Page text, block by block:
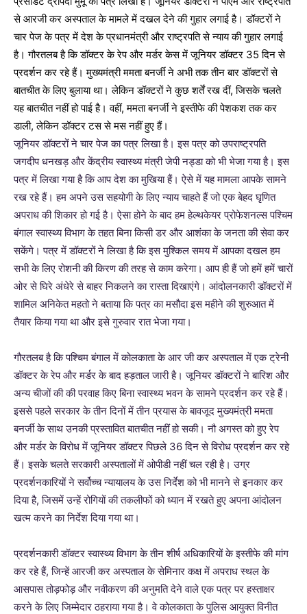
से आरजी कर अस्पताल के मामले में दखल देने की गुहार लगाई है। डॉक्टरों ने
चार पेज के पत्र में देश के प्रधानमंत्री और राष्ट्रपति से न्याय की गुहार लगाई
है। गौरतलब है कि डॉक्टर के रेप और मर्डर केस में जूनियर डॉक्टर 35 दिन से
प्रदर्शन कर रहे हैं। मुख्यमंत्री ममता बनर्जी ने अभी तक तीन बार डॉक्टरों से
बातचीत के लिए बुलाया था। लेकिन डॉक्टरों ने कुछ शर्तें रख दीं, जिसके चलते
यह बातचीत नहीं हो पाई है। वहीं, ममता बनर्जी ने इस्तीफे की पेशकश तक कर
डाली, लेकिन डॉक्टर टस से मस नहीं हुए हैं।
जूनियर डॉक्टरों ने चार पेज का पत्र लिखा है। इस पत्र को उपराष्ट्रपति
जगदीप धनखड़ और केंद्रीय स्वास्थ्य मंत्री जेपी नड्डा को भी भेजा गया है। इस
पत्र में लिखा गया है कि आप देश का मुखिया हैं। ऐसे में यह मामला आपके सामने
रख रहे हैं। हम अपने उस सहयोगी के लिए न्याय चाहते हैं जो एक बेहद घृणित
अपराध की शिकार हो गई है। ऐसा होने के बाद हम हेल्थकेयर प्रोफेशनल्स पश्चिम
बंगाल स्वास्थ्य विभाग के तहत बिना किसी डर और आशंका के जनता की सेवा कर
सकेंगे। पत्र में डॉक्टरों ने लिखा है कि इस मुश्किल समय में आपका दखल हम
सभी के लिए रोशनी की किरण की तरह से काम करेगा। आप ही हैं जो हमें हमें चारों
ओर से घिरे अंधेरे से बाहर निकलने का रास्ता दिखाएंगे। आंदोलनकारी डॉक्टरों में
शामिल अनिकेत महतो ने बताया कि पत्र का मसौदा इस महीने की शुरुआत में
तैयार किया गया था और इसे गुरुवार रात भेजा गया।
गौरतलब है कि पश्चिम बंगाल में कोलकाता के आर जी कर अस्पताल में एक ट्रेनी
डॉक्टर के रेप और मर्डर के बाद हड़ताल जारी है। जूनियर डॉक्टरों ने बारिश और
अन्य चीजों की की परवाह किए बिना स्वास्थ्य भवन के सामने प्रदर्शन कर रहे हैं।
इससे पहले सरकार के तीन दिनों में तीन प्रयास के बावजूद मुख्यमंत्री ममता
बनर्जी के साथ उनकी प्रस्तावित बातचीत नहीं हो सकी। नौ अगस्त को हुए रेप
और मर्डर के विरोध में जूनियर डॉक्टर पिछले 36 दिन से विरोध प्रदर्शन कर रहे
हैं। इसके चलते सरकारी अस्पतालों में ओपीडी नहीं चल रही है। उग्र
प्रदर्शनकारियों ने सर्वोच्च न्यायालय के उस निर्देश को भी मानने से इनकार कर
दिया है, जिसमें उन्हें रोगियों की तकलीफों को ध्यान में रखते हुए अपना आंदोलन
खत्म करने का निर्देश दिया गया था।
प्रदर्शनकारी डॉक्टर स्वास्थ्य विभाग के तीन शीर्ष अधिकारियों के इस्तीफे की मांग
कर रहे हैं, जिन्हें आरजी कर अस्पताल के सेमिनार कक्ष में अपराध स्थल के
आसपास तोड़फोड़ और नवीकरण की अनुमति देने वाले एक पत्र पर हस्ताक्षर
करने के लिए जिम्मेदार ठहराया गया है। वे कोलकाता के पुलिस आयुक्त विनीत